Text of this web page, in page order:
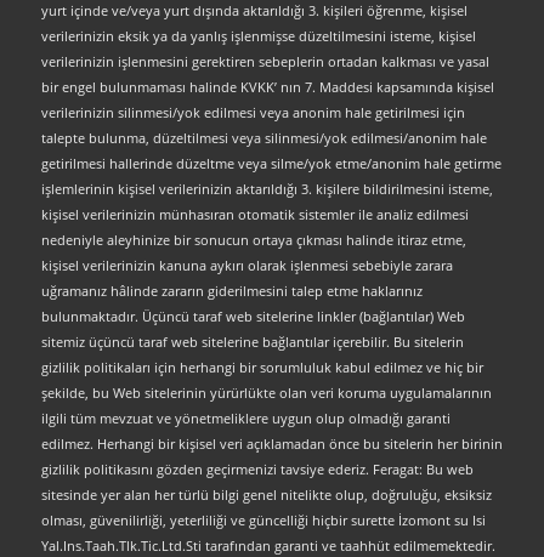
yurt içinde ve/veya yurt dışında aktarıldığı 3. kişileri öğrenme, kişisel
verilerinizin eksik ya da yanlış işlenmişse düzeltilmesini isteme, kişisel
verilerinizin işlenmesini gerektiren sebeplerin ortadan kalkması ve yasal
bir engel bulunmaması halinde KVKK’ nın 7. Maddesi kapsamında kişisel
verilerinizin silinmesi/yok edilmesi veya anonim hale getirilmesi için
talepte bulunma, düzeltilmesi veya silinmesi/yok edilmesi/anonim hale
getirilmesi hallerinde düzeltme veya silme/yok etme/anonim hale getirme
işlemlerinin kişisel verilerinizin aktarıldığı 3. kişilere bildirilmesini isteme,
kişisel verilerinizin münhasıran otomatik sistemler ile analiz edilmesi
nedeniyle aleyhinize bir sonucun ortaya çıkması halinde itiraz etme,
kişisel verilerinizin kanuna aykırı olarak işlenmesi sebebiyle zarara
uğramanız hâlinde zararın giderilmesini talep etme haklarınız
bulunmaktadır. Üçüncü taraf web sitelerine linkler (bağlantılar) Web
sitemiz üçüncü taraf web sitelerine bağlantılar içerebilir. Bu sitelerin
gizlilik politikaları için herhangi bir sorumluluk kabul edilmez ve hiç bir
şekilde, bu Web sitelerinin yürürlükte olan veri koruma uygulamalarının
ilgili tüm mevzuat ve yönetmeliklere uygun olup olmadığı garanti
edilmez. Herhangi bir kişisel veri açıklamadan önce bu sitelerin her birinin
gizlilik politikasını gözden geçirmenizi tavsiye ederiz. Feragat: Bu web
sitesinde yer alan her türlü bilgi genel nitelikte olup, doğruluğu, eksiksiz
olması, güvenilirliği, yeterliliği ve güncelliği hiçbir surette İzomont su Isi
Yal.Ins.Taah.Tlk.Tic.Ltd.Sti tarafından garanti ve taahhüt edilmemektedir.